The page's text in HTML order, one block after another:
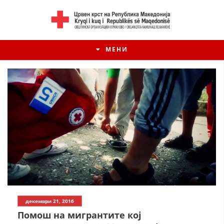
МЕНИ
ИСТОРИЈАТ НА ЦКРМ
ИСТОРИЈАТ НА ДВИЖЕЊЕТО
декември 21, 2016
Помош на мигрантите кој